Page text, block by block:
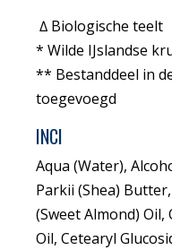
∆ Biologische teelt
* Wilde IJslandse
** Bestanddeel in
toegevoegd
INCI
Aqua (Water),
Parkii (Shea)
(Sweet Almond)
Oil, Cetearyl